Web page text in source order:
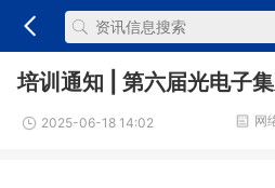
培训通知 | 第六届光电子
2025-06-18 14:02 网